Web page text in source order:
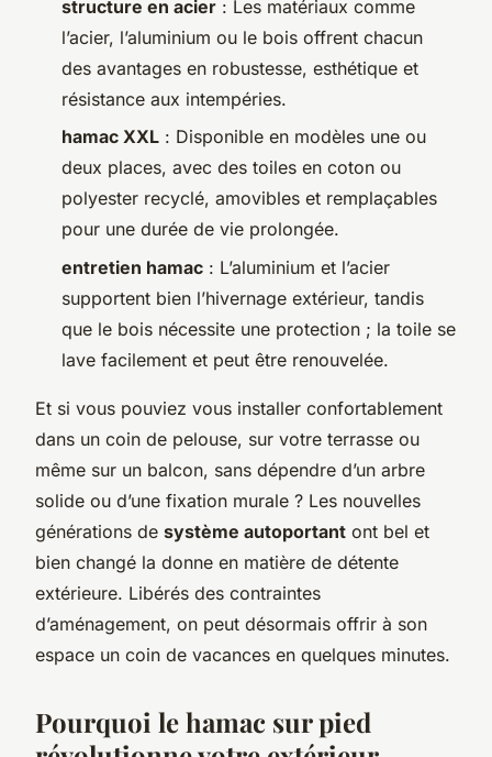
structure en acier : Les matériaux comme
l’acier, l’aluminium ou le bois offrent chacun
des avantages en robustesse, esthétique et
résistance aux intempéries.
hamac XXL : Disponible en modèles une ou
deux places, avec des toiles en coton ou
polyester recyclé, amovibles et remplaçables
pour une durée de vie prolongée.
entretien hamac : L’aluminium et l’acier
supportent bien l’hivernage extérieur, tandis
que le bois nécessite une protection ; la toile se
lave facilement et peut être renouvelée.
Et si vous pouviez vous installer confortablement
dans un coin de pelouse, sur votre terrasse ou
même sur un balcon, sans dépendre d’un arbre
solide ou d’une fixation murale ? Les nouvelles
générations de système autoportant ont bel et
bien changé la donne en matière de détente
extérieure. Libérés des contraintes
d’aménagement, on peut désormais offrir à son
espace un coin de vacances en quelques minutes.
Pourquoi le hamac sur pied